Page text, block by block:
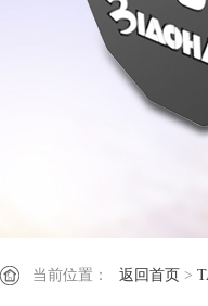
当前位置： 返回首页 >